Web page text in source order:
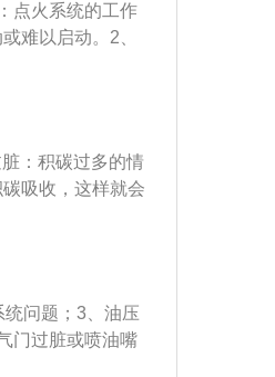
点火系统的工作
难以启动。2、
辆，而导致发动
发动机的使用寿
况要及时的进店
使用寿命。
：积碳过多的情
吸收，这样就会
积碳上的汽油又
花塞、高压导线
建议直接更换火
要专业电脑才能
问题；3、油压
门过脏或喷油嘴
点火系统工作不